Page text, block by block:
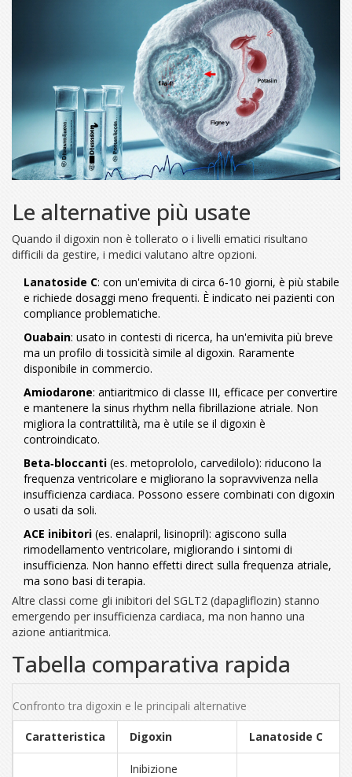
Le alternative più usate
Quando il digoxin non è tollerato o i livelli ematici risultano
difficili da gestire, i medici valutano altre opzioni.
Lanatoside C: con un'emivita di circa 6‑10 giorni, è più stabile
e richiede dosaggi meno frequenti. È indicato nei pazienti con
compliance problematiche.
Ouabain: usato in contesti di ricerca, ha un'emivita più breve
ma un profilo di tossicità simile al digoxin. Raramente
disponibile in commercio.
Amiodarone: antiaritmico di classe III, efficace per convertire
e mantenere la sinus rhythm nella fibrillazione atriale. Non
migliora la contrattilità, ma è utile se il digoxin è
controindicato.
Beta‑bloccanti (es. metoprololo, carvedilolo): riducono la
frequenza ventricolare e migliorano la sopravvivenza nella
insufficienza cardiaca. Possono essere combinati con digoxin
o usati da soli.
ACE inibitori (es. enalapril, lisinopril): agiscono sulla
rimodellamento ventricolare, migliorando i sintomi di
insufficienza. Non hanno effetti direct sulla frequenza atriale,
ma sono basi di terapia.
Altre classi come gli inibitori del SGLT2 (dapagliflozin) stanno
emergendo per insufficienza cardiaca, ma non hanno una
azione antiaritmica.
Tabella comparativa rapida
Confronto tra digoxin e le principali alternative
Caratteristica Digoxin Lanatoside C
Inibizione